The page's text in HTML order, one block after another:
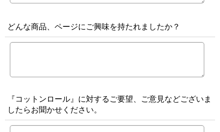
どんな商品、ページにご興味を持たれましたか？
『コットンロール』に対するご要望、ご意見などございま
したらお聞かせください。